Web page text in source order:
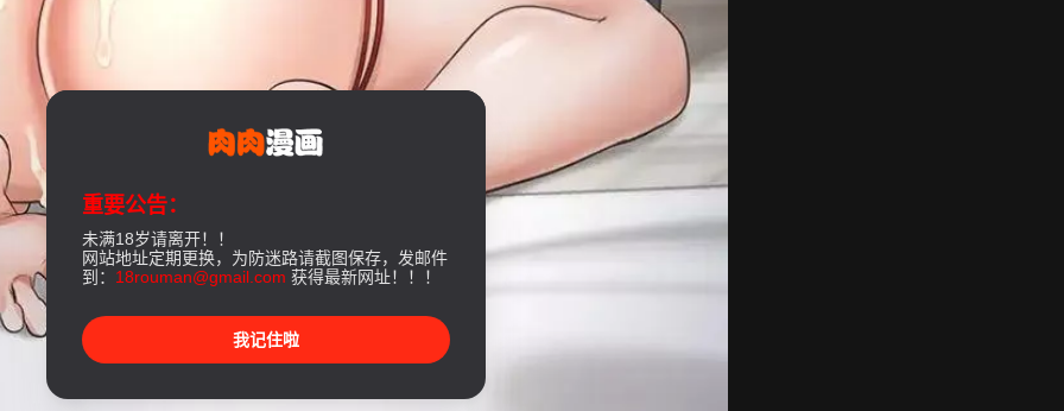
重要公告：
未满18岁请离开！！
网站地址定期更换，为防迷路请截图保存，发邮件
到： 18rouman@gmail.com 获得最新网址！！！
我记住啦